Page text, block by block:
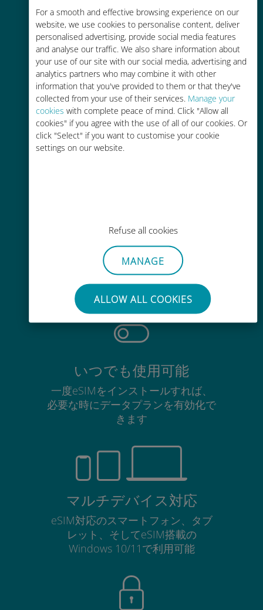
For a smooth and effective browsing experience on our
website, we use cookies to personalise content, deliver
personalised advertising, provide social media features
and analyse our traffic. We also share information about
your use of our site with our social media, advertising and
analytics partners who may combine it with other
information that you've provided to them or that they've
collected from your use of their services. Manage your
cookies with complete peace of mind. Click "Allow all
cookies" if you agree with the use of all of our cookies. Or
click "Select" if you want to customise your cookie
settings on our website.
Refuse all cookies
MANAGE
ALLOW ALL COOKIES
お客様が普段お使いのキャリアでロ
ーミングサービスを使った場合に比
べて最大で90％の節約が可能です。
かんたん追加購入
Wi-Fiやデータ残量がなくても、
手間いらず
使用中のSIMカードを抜き差しする
必要はありません
いつでも使用可能
一度eSIMをインストールすれば、
必要な時にデータプランを有効化で
きます
マルチデバイス対応
eSIM対応のスマートフォン、タブ
レット、そしてeSIM搭載の
Windows 10/11で利用可能